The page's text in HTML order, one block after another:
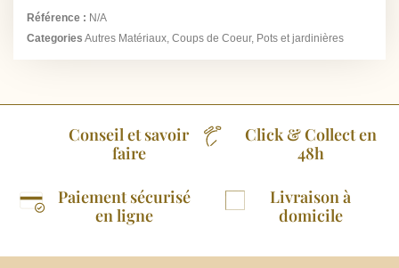
Référence : N/A
Categories Autres Matériaux Coups de Coeur, Pots et jardinières
Conseil et savoir
faire
Click & Collect en
48h
Paiement sécurisé
en ligne
Livraison à
domicile